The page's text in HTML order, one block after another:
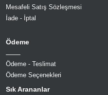
Mesafeli Satış Sözleşmesi
İade - İptal
Ödeme
Ödeme - Teslimat
Ödeme Seçenekleri
Sık Arananlar